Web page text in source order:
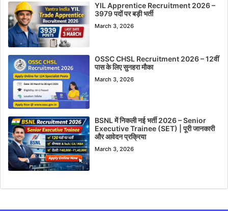
YIL Apprentice Recruitment 2026 –
3979 पदों पर बड़ी भर्ती
March 3, 2026
OSSC CHSL Recruitment 2026 – 12वीं
पास के लिए सुनहरा मौका
March 3, 2026
BSNL में निकली नई भर्ती 2026 – Senior
Executive Trainee (SET) | पूरी जानकारी
और आवेदन प्रक्रिया
March 3, 2026